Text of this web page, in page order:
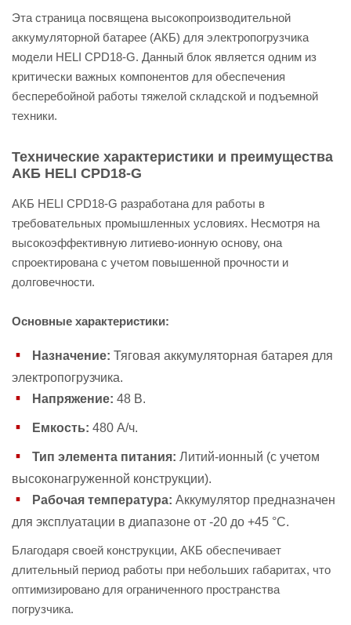
Эта страница посвящена высокопроизводительной
аккумуляторной батарее (АКБ) для электропогрузчика
модели HELI CPD18-G. Данный блок является одним из
критически важных компонентов для обеспечения
бесперебойной работы тяжелой складской и подъемной
техники.
Технические характеристики и преимущества
АКБ HELI CPD18-G
АКБ HELI CPD18-G разработана для работы в
требовательных промышленных условиях. Несмотря на
высокоэффективную литиево-ионную основу, она
спроектирована с учетом повышенной прочности и
долговечности.
Основные характеристики:
Назначение: Тяговая аккумуляторная батарея для
электропогрузчика.
Напряжение: 48 В.
Емкость: 480 А/ч.
Тип элемента питания: Литий-ионный (с учетом
высоконагруженной конструкции).
Рабочая температура: Аккумулятор предназначен
для эксплуатации в диапазоне от -20 до +45 °С.
Благодаря своей конструкции, АКБ обеспечивает
длительный период работы при небольших габаритах, что
оптимизировано для ограниченного пространства
погрузчика.